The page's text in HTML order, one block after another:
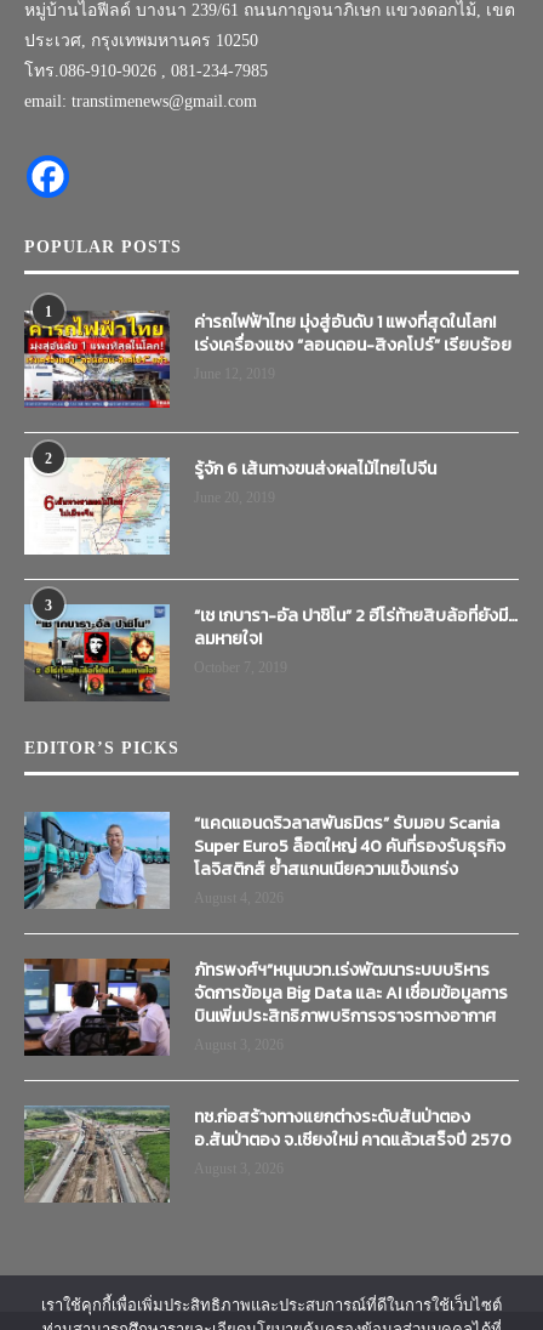
หมู่บ้านไอฟีลด์ บางนา 239/61 ถนนกาญจนาภิเษก แขวงดอกไม้, เขต
ประเวศ, กรุงเทพมหานคร 10250
โทร.086-910-9026 , 081-234-7985
email: transtimenews@gmail.com
POPULAR POSTS
1
ค่ารถไฟฟ้าไทย มุ่งสู่อันดับ 1 แพงที่สุดในโลก!
เร่งเครื่องแซง “ลอนดอน-สิงคโปร์” เรียบร้อย
2 รู้จัก 6 เส้นทางขนส่งผลไม้ไทยไปจีน
3
“เช เกบารา-อัล ปาชิโน” 2 ฮีโร่ท้ายสิบล้อที่ยังมี…
ลมหายใจ!
EDITOR’S PICKS
“แคดแอนดริวลาสพันธมิตร” รับมอบ Scania
Super Euro5 ล็อตใหญ่ 40 คันที่รองรับธุรกิจ
โลจิสติกส์ ย้ำสแกนเนียความแข็งแกร่ง
ภัทรพงศ์ฯ”หนุนบวท.เร่งพัฒนาระบบบริหาร
จัดการข้อมูล Big Data และ AI เชื่อมข้อมูลการ
บินเพิ่มประสิทธิภาพบริการจราจรทางอากาศ
ทช.ก่อสร้างทางแยกต่างระดับสันป่าตอง
อ.สันป่าตอง จ.เชียงใหม่ คาดแล้วเสร็จปี 2570
เราใช้คุกกี้เพื่อเพิ่มประสิทธิภาพและประสบการณ์ที่ดีในการใช้เว็บไซต์